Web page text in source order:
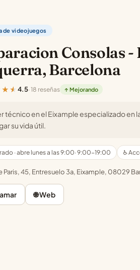
de videojuegos
Consolas
Barcelona
4.5· 18 reseñas ↑ Mejorando
técnico en el Eixample especializado
su vida útil.
· abre lunes a las 9:00· 9:00-19:00 ♿
Paris, 45, Entresuelo 3a, Eixample, 08029
🌐 Web